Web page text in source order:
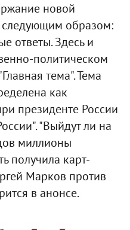
новой
следующим образом:
ответы. Здесь и
политическом
тема". Тема
как
президенте России
"Выйдут ли на
миллионы
получила карт-
Марков против
в анонсе.